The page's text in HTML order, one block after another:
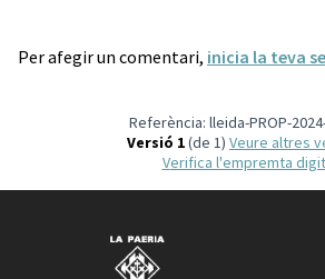
Per afegir un comentari, inicia la teva
Referència: lleida-PROP-
Versió 1(de 1)
veure altres
Verifica l'empremta